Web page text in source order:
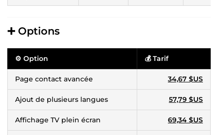
➕ Options
⚙️ Option 💰Tarif
Page contact avancée 34,67 $US
Ajout de plusieurs langues 57,79 $US
Affichage TV plein écran 69,34 $US